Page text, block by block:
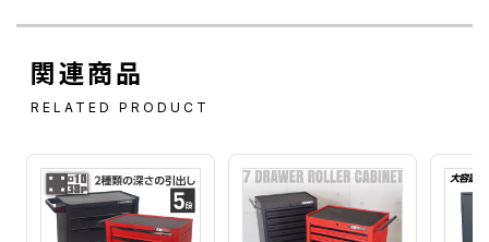
関連商品
RELATED PRODUCT